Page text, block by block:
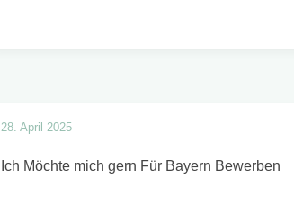
28. April 2025
Ich Möchte mich gern Für Bayern Bewerben